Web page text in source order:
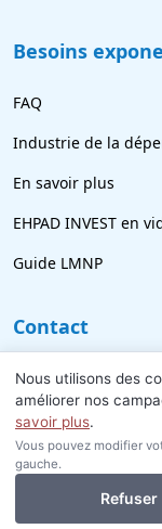
Besoins
FAQ
Industrie de la
En savoir plus
EHPAD INVEST en
Guide LMNP
Contact
09 77 21 69 18
info@ehpad-
Nous utilisons des
améliorer nos
savoir plus.
Vous pouvez modifier
gauche.
Refuser